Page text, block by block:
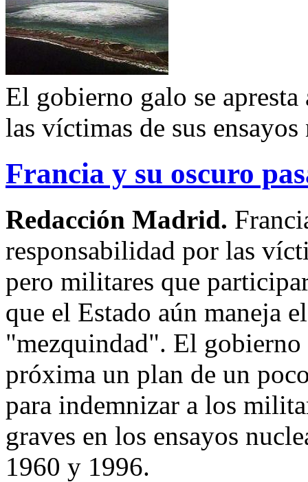
El gobierno galo se
las víctimas de sus ensayos
Francia y su oscuro
Redacción Madrid.
responsabilidad por las
pero militares que
que el Estado aún maneja
"mezquindad". El gobierno
próxima un plan de un
para indemnizar a los
graves en los ensayos
1960 y 1996.